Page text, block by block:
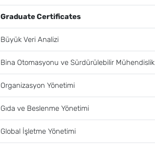
Graduate Certificates
Büyük Veri Analizi
Bina Otomasyonu ve Sürdürülebilir Mühendislik
Organizasyon Yönetimi
Gıda ve Beslenme Yönetimi
Global İşletme Yönetimi